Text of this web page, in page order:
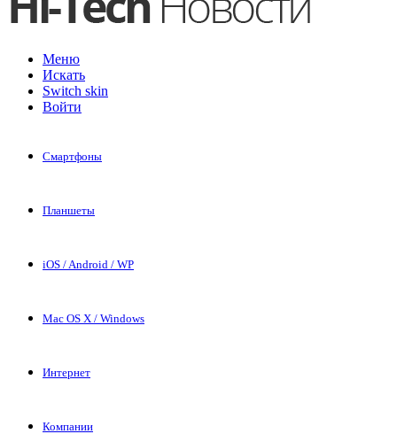
Меню
Искать
Switch skin
Войти
Смартфоны
Планшеты
iOS / Android / WP
Mac OS X / Windows
Интернет
Компании